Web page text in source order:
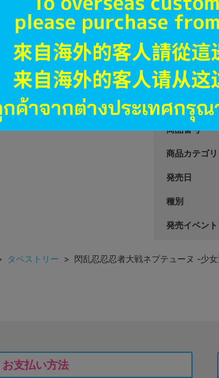
品
JANコード
商品番号
商品カテゴリ
発売日
種別
発売イベント
タペストリー > 閃乱忍忍忍者大戦ネプテューヌ -少
お支払い方法